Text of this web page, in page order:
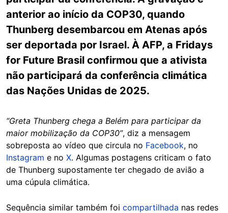
anterior ao início da COP30, quando
Thunberg desembarcou em Atenas após
ser deportada por Israel. À AFP, a Fridays
for Future Brasil confirmou que a ativista
não participará da conferência climática
das Nações Unidas de 2025.
“Greta Thunberg chega a Belém para participar da
maior mobilização da COP30”, diz a mensagem
sobreposta ao vídeo que circula no Facebook, no
Instagram e no X. Algumas postagens criticam o fato
de Thunberg supostamente ter chegado de avião a
uma cúpula climática.
Sequência similar também foi compartilhada nas redes